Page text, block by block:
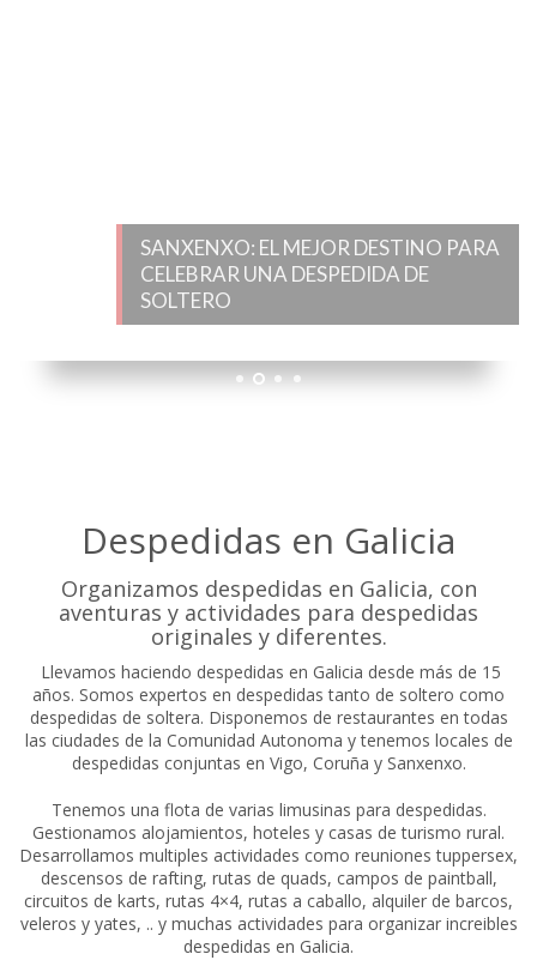
SANXENXO: EL MEJOR DESTINO PARA
CELEBRAR UNA DESPEDIDA DE SOLTERO
1
Despedidas en Galicia
Organizamos despedidas en Galicia, con
aventuras y actividades para despedidas
originales y diferentes.
Llevamos haciendo despedidas en Galicia desde más de 15
años. Somos expertos en despedidas tanto de soltero como
despedidas de soltera. Disponemos de restaurantes en todas
las ciudades de la Comunidad Autonoma y tenemos locales de
despedidas conjuntas en Vigo, Coruña y Sanxenxo.
Tenemos una flota de varias limusinas para despedidas.
Gestionamos alojamientos, hoteles y casas de turismo rural.
Desarrollamos multiples actividades como reuniones tuppersex,
descensos de rafting, rutas de quads, campos de paintball,
circuitos de karts, rutas 4×4, rutas a caballo, alquiler de barcos,
veleros y yates, .. y muchas actividades para organizar increibles
despedidas en Galicia.